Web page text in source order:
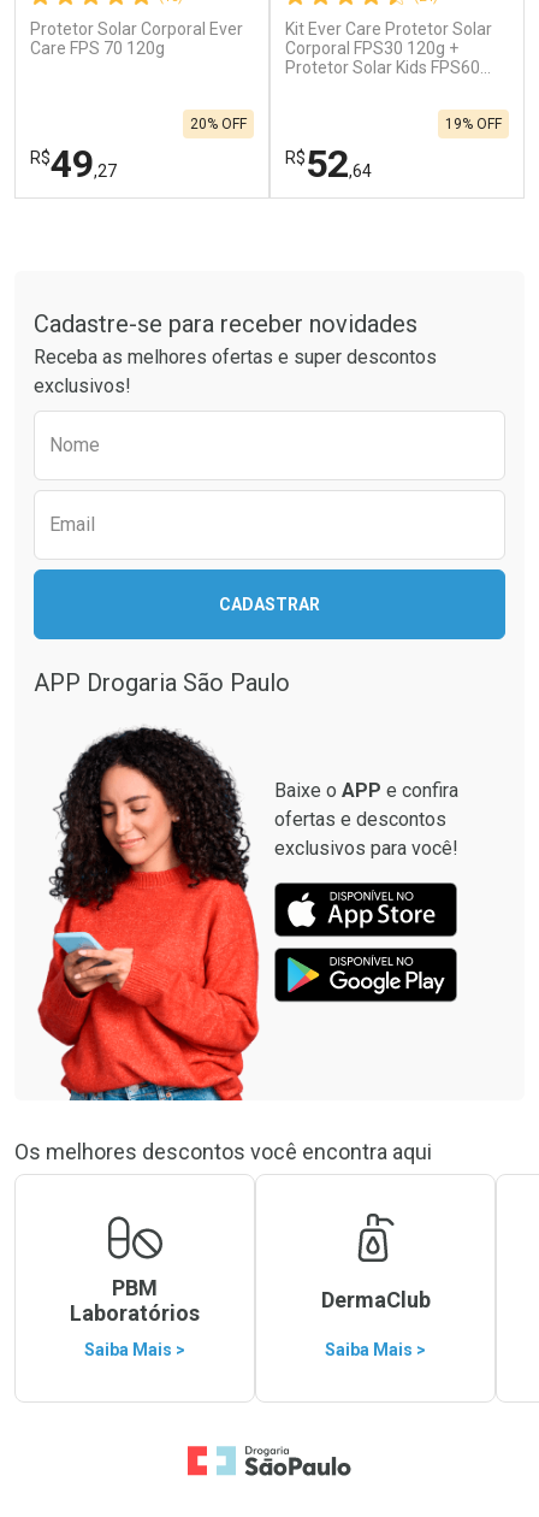
Protetor Solar Corporal Ever
Care FPS 70 120g
R$49,27
20% OFF
Comprar sem Desconto
Por R$ 49,27/cada
Comprar sem Desconto
Kit Ever Care Protetor Solar
Corporal FPS30 120g +
Protetor Solar Kids FPS60
R$52,64
19% OFF
Ativar Desconto
Comprar sem Desconto
Cadastre-se para receber novidades
Receba as melhores ofertas e super descontos
exclusivos!
Nome
Email
CADASTRAR
APP Drogaria São Paulo
Baixe o APP e confira
ofertas e descontos
exclusivos para você!
Os melhores descontos você encontra aqui
PBM
Laboratórios
Saiba Mais >
DermaClub
Saiba Mais >
Ir para a Home